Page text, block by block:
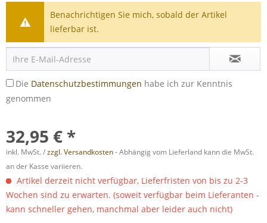
Benachrichtigen Sie mich, sobald der Artikel
lieferbar ist.
Die Datenschutzbestimmungen habe ich zur Kenntnis
genommen
32,95 € *
inkl. MwSt. /zzgl. Versandkosten- Abhängig vom Lieferland kann die MwSt.
an der Kasse variieren.
Artikel derzeit nicht verfügbar, Lieferfristen von bis zu 2-3
Wochen sind zu erwarten. (soweit verfügbar beim Lieferanten -
kann schneller gehen, manchmal aber leider auch nicht)